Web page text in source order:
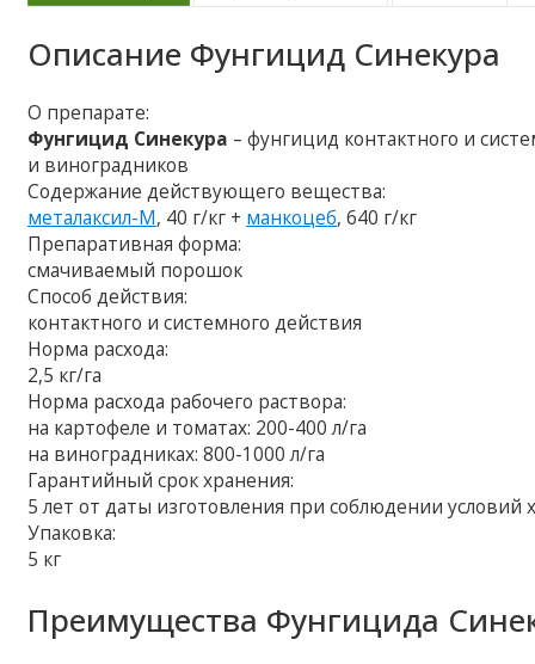
Описание Фунгицид Синекура
О препарате:
Фунгицид Синекура – фунгицид контактного и
и виноградников
Содержание действующего вещества:
металаксил-М, 40 г/кг + манкоцеб, 640 г/кг
Препаративная форма:
смачиваемый порошок
Способ действия:
контактного и системного действия
Норма расхода:
2,5 кг/га
Норма расхода рабочего раствора:
на картофеле и томатах: 200-400 л/га
на виноградниках: 800-1000 л/га
Гарантийный срок хранения:
5 лет от даты изготовления при соблюдении
Упаковка:
5 кг
Преимущества Фунгицида